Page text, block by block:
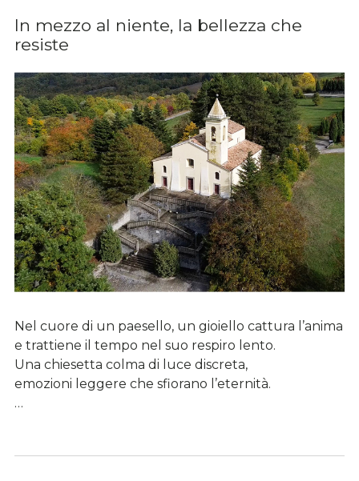
In mezzo al niente, la bellezza che
resiste
Nel cuore di un paesello, un gioiello cattura l’anima
e trattiene il tempo nel suo respiro lento.
Una chiesetta colma di luce discreta,
emozioni leggere che sfiorano l’eternità.
…